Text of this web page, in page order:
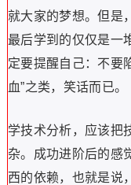
就大家的梦想。但是
最后学到的仅仅是一
定要提醒自己：不要
血”之类，笑话而已。
学技术分析，应该把
杂。成功进阶后的感
西的依赖，也就是说